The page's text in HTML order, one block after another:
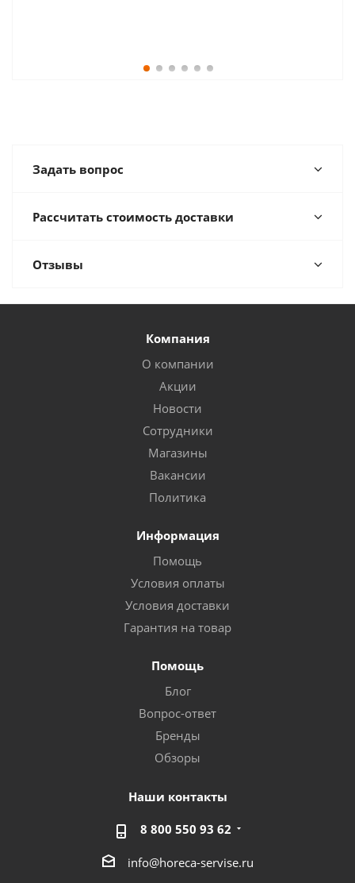
Задать вопрос
Рассчитать стоимость доставки
Отзывы
Компания
О компании
Акции
Новости
Сотрудники
Магазины
Вакансии
Политика
Информация
Помощь
Условия оплаты
Условия доставки
Гарантия на товар
Помощь
Блог
Вопрос-ответ
Бренды
Обзоры
Наши контакты
8 800 550 93 62
info@horeca-servise.ru